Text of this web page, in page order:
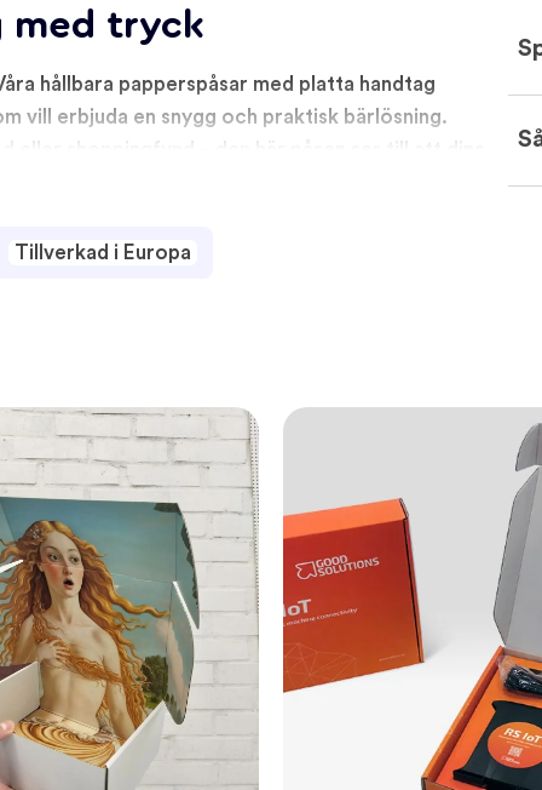
med tryck
hållbara papperspåsar med platta handtag
vill erbjuda en snygg och praktisk bärlösning.
event och mässor.
till kläder och presenter.
design på påsen och låt den bli en mobil
eller stilren vit.
Tillverkad i Europa